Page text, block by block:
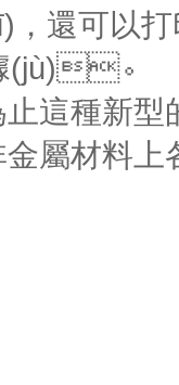
，還可
(jù)。
這種新型
金屬材料